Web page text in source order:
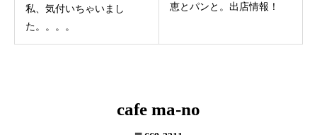
私、気付いちゃいまし
た。。。。
恵とパンと。出店情報！
cafe ma-no